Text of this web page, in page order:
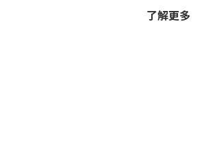
了解更多